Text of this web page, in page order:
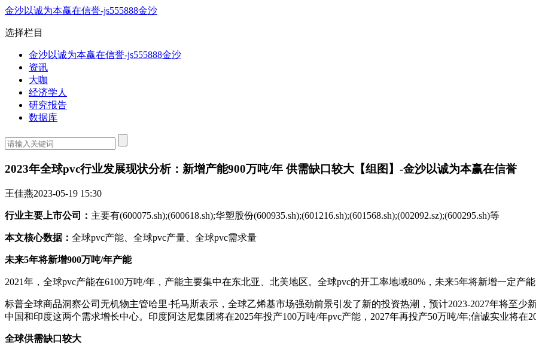
金沙以诚为本赢在信誉-js555888金沙
选择栏目
金沙以诚为本赢在信誉-js555888金沙
资讯
大咖
经济学人
研究报告
数据库
2023年全球pvc行业发展现状分析：新增产能900万吨/年 供需缺口较大【组图】-金沙以诚为本赢在信誉
王佳燕2023-05-19 15:30
行业主要上市公司： 主要有(600075.sh);(600618.sh);华塑股份(600935.sh);(601216.sh);(601568.sh);(002092.sz);(600295.sh)等
本文核心数据： 全球pvc产能、全球pvc产量、全球pvc需求量
未来5年将新增900万吨/年产能
2021年，全球pvc产能在6100万吨/年，产能主要集中在东北亚、北美地区。全球pvc的开工率地域80%，未来5年将新增一定产
标普全球商品洞察公司无机物主管哈里·托马斯表示，全球乙烯基市场强劲前景引发了新的投资热潮，预计2023-2027年将至少
中国和印度这两个需求增长中心。印度阿达尼集团将在2025年投产100万吨/年pvc产能，2027年再投产50万吨/年;信诚实业将在
全球供需缺口较大